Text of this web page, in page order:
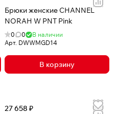
Брюки женские CHANNEL
NORAH W PNT Pink
0 0
В наличии
Арт. DWWMGD14
В корзину
27 658 ₽